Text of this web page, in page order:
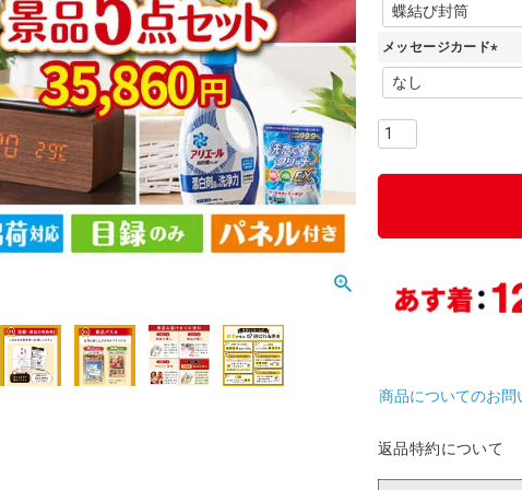
(
必
須
)
メッセージカード
必
商品についてのお問
返品特約について